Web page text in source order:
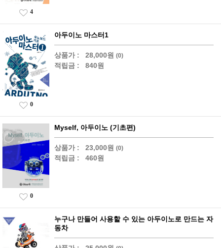
4
아두이노 마스터1
상품가 : 28,000원 (0)
적립금 : 840원
0
Myself, 아두이노 (기초편)
상품가 : 23,000원 (0)
적립금 : 460원
0
누구나 만들어 사용할 수 있는 아두이노로 만드는 자
동차